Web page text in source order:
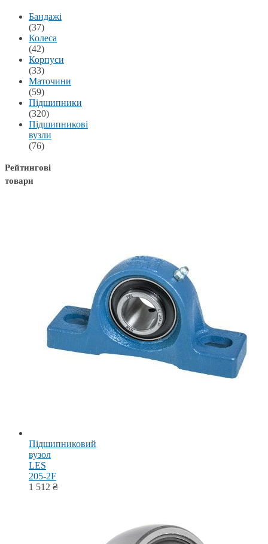
Бандажі
(37)
Колеса
(42)
Корпуси
(33)
Маточини
(59)
Підшипники
(320)
Підшипникові
вузли
(76)
Рейтингові
товари
Підшипниковий
вузол
LES
205-2F
1 512 ₴